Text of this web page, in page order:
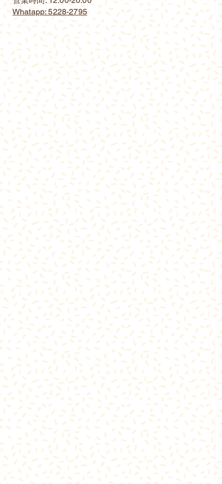
Whatapp: 5228-2795